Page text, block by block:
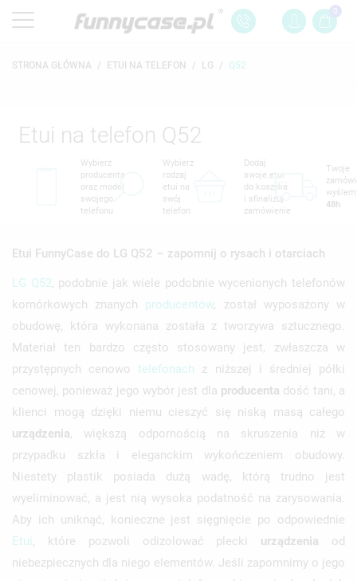
0
STRONA GŁÓWNA ETUI NA TELEFON LG Q52
Etui na telefon Q52
Wybierz
producenta
oraz model
swojego
telefonu
Wybierz
rodzaj
etui na
swój
telefon
Dodaj
swoje etui
do koszyka
i sfinalizuj
zamówienie
Twoje
48h
Etui FunnyCase do LG Q52 – zapomnij o rysach i otarciach
LG Q52, podobnie jak wiele podobnie wycenionych telefonów
komórkowych znanych producentów, został wyposażony w
obudowę, która wykonana została z tworzywa sztucznego.
Materiał ten bardzo często stosowany jest, zwłaszcza w
przystępnych cenowotelefonach z niższej i średniej półki
cenowej, ponieważ jego wybór jest dla producenta dość tani, a
klienci mogą dzięki niemu cieszyć się niską masą całego
urządzenia, większą odpornością na skruszenia niż w
przypadku szkła i eleganckim wykończeniem obudowy.
Niestety plastik posiada dużą wadę, którą trudno jest
wyeliminować, a jest nią wysoka podatność na zarysowania.
Aby ich uniknąć, konieczne jest sięgnięcie po odpowiednie
Etui, które pozwoli odizolować plecki urządzenia od
niebezpiecznych dla niego elementów. Jeśli zapomnimy o jego